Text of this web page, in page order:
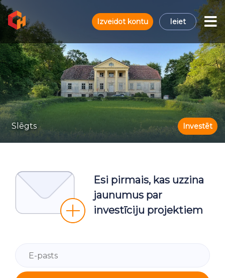
Izveidot kontu Ieiet
Slēgts Investēt
Esi pirmais, kas uzzina
jaunumus par
investīciju projektiem